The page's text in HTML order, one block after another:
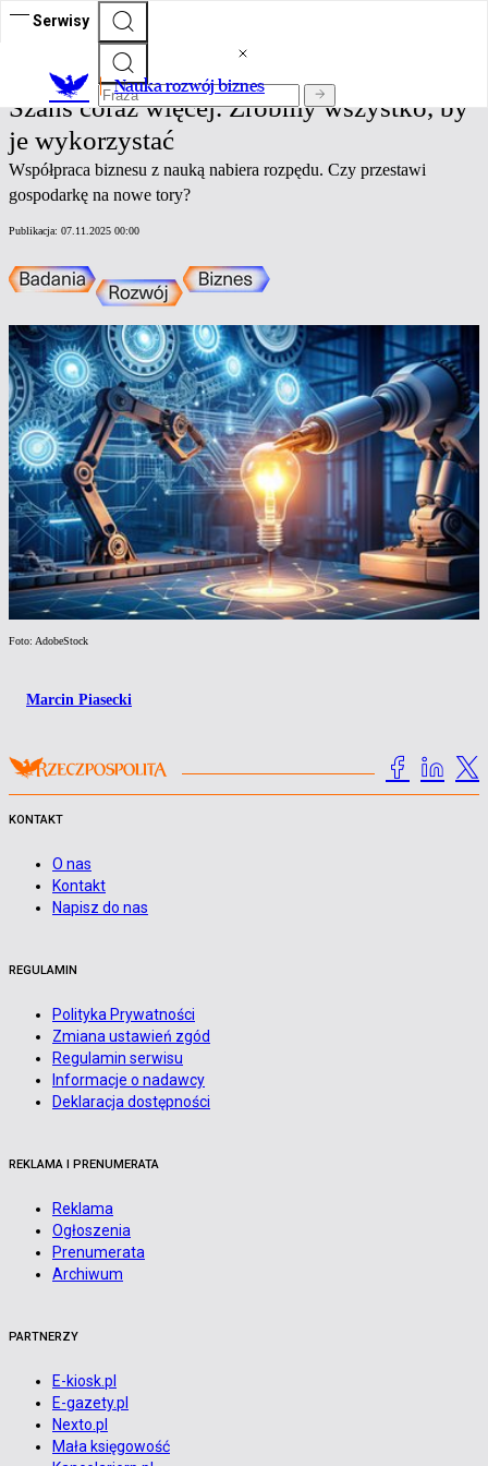
Serwisy
Nauka rozwój biznes
Nauka rozwój biznes
Szans coraz więcej. Zróbmy wszystko, by
je wykorzystać
Współpraca biznesu z nauką nabiera rozpędu. Czy przestawi
gospodarkę na nowe tory?
Publikacja: 07.11.2025 00:00
Foto: AdobeStock
Marcin Piasecki
KONTAKT
O nas
Kontakt
Napisz do nas
REGULAMIN
Polityka Prywatności
Zmiana ustawień zgód
Regulamin serwisu
Informacje o nadawcy
Deklaracja dostępności
REKLAMA I PRENUMERATA
Reklama
Ogłoszenia
Prenumerata
Archiwum
PARTNERZY
E-kiosk.pl
E-gazety.pl
Nexto.pl
Mała księgowość